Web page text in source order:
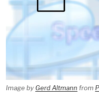
Image by Gerd Altmann from